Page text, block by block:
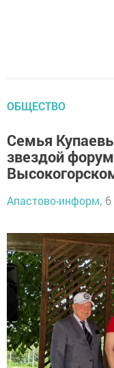
ОБЩЕСТВО
Семья
звездой
Апастово-информ,